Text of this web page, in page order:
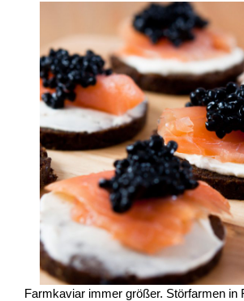
Farmkaviar immer größer. Störfarmen in